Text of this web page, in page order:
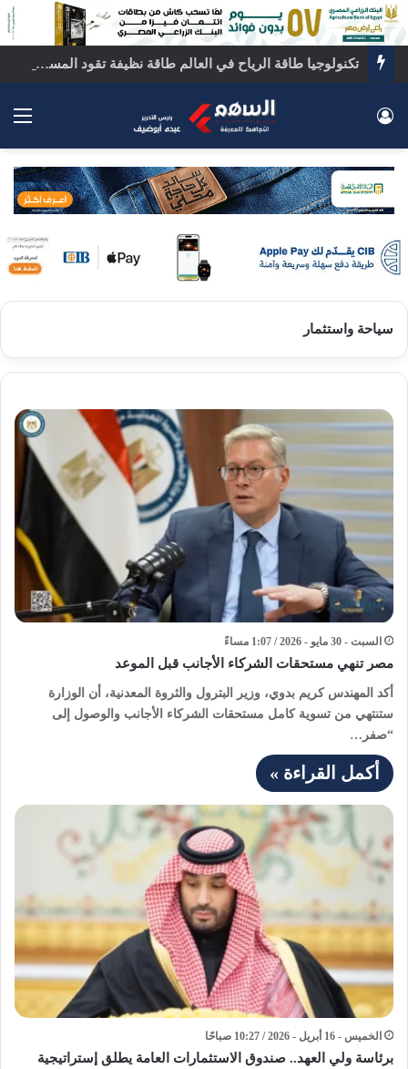
تكنولوجيا طاقة الرياح في العالم طاقة نظيفة تقود المستقبل
سياحة واستثمار
السبت - 30 مايو - 2026 / 1:07 مساءً
مصر تنهي مستحقات الشركاء الأجانب قبل الموعد
أكد المهندس كريم بدوي، وزير البترول والثروة المعدنية، أن الوزارة
ستنتهي من تسوية كامل مستحقات الشركاء الأجانب والوصول إلى
“صفر…
أكمل القراءة »
الخميس - 16 أبريل - 2026 / 10:27 صباحًا
برئاسة ولي العهد.. صندوق الاستثمارات العامة يطلق إستراتيجية